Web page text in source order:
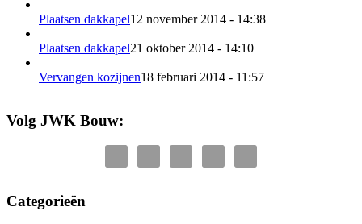
Plaatsen dakkapel12 november 2014 - 14:38
Plaatsen dakkapel21 oktober 2014 - 14:10
Vervangen kozijnen18 februari 2014 - 11:57
Volg JWK Bouw:
Categorieën